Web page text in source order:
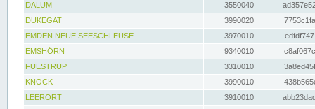
DALUM
3550040
DUKEGAT
3990020
EMDEN NEUE SEESCHLEUSE
3970010
EMSHÖRN
9340010
FUESTRUP
3310010
KNOCK
3990010
LEERORT
3910010